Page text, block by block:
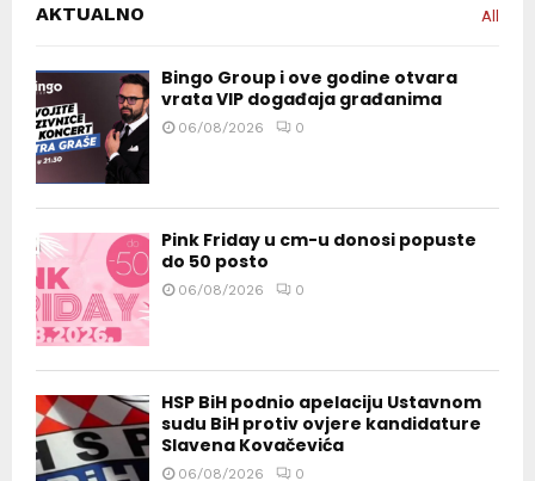
AKTUALNO All
Bingo Group i ove godine otvara
vrata VIP događaja građanima
06/08/2026 0
Pink Friday u cm-u donosi popuste
do 50 posto
06/08/2026 0
HSP BiH podnio apelaciju Ustavnom
sudu BiH protiv ovjere kandidature
Slavena Kovačevića
06/08/2026 0